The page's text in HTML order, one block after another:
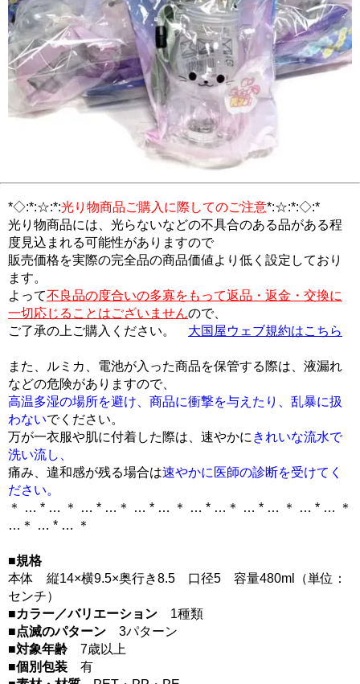
*◇:*:☆:*:光り物商品ご購入に際してのご注意*:☆:*:◇:*
光り物商品には、光らないなどの不具合のある品がある程
度見込まれる可能性がありますので
販売価格を実際の完全品の商品価値より低く設定しており
ます。
よって不良品の度合いの多寡をもって返品・返金・交換に
一切応じることはございませんので、
ご了承の上ご購入ください。 大国屋ウェブ規約はこちら
また、ルミカ、電池が入った商品を保管する際は、液漏れ
などの危険がありますので、
高温多湿の場所を避け、商品に衝撃を与えたり、乱暴に扱
わないでください。
万が一衣服や肌に付着した際は、速やかにきれいな流水で
洗い流し、
痛み、違和感が残る場合は速やかに医師の診断を受けてく
ださい。
＊ … * … ＊ … * …＊ … * … ＊ … * …＊ … * … ＊ … * … ＊
…＊ … * … ＊
■規格
本体 縦14×横9.5×奥行き8.5 口径5 容量480ml（単位：
センチ）
■カラー／バリエーション 1種類
■点滅のパターン 3パターン
■対象年齢 7歳以上
■個別包装 有